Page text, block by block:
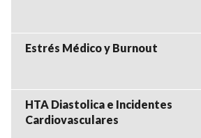
Estrés Médico y Burnout
HTA Diastolica e Incidentes
Cardiovasculares